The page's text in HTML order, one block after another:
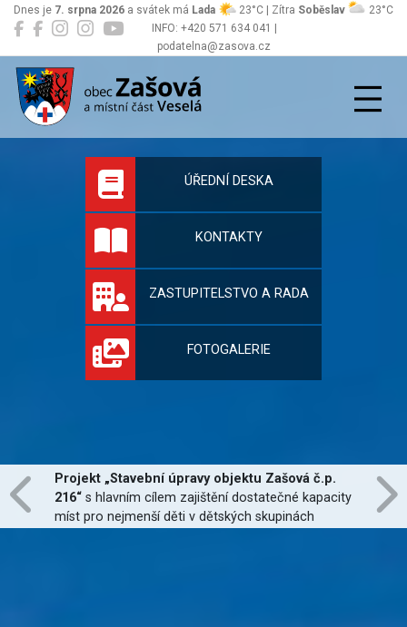
INFO: +420 571 634 041 |
podatelna@zasova.cz
Dnes je 7. srpna 2026 a svátek má Lada 23°C | Zítra Soběslav 23°C
Zašová
Oficiální stránky
ÚŘEDNÍ DESKA
KONTAKTY
ZASTUPITELSTVO A RADA
FOTOGALERIE
Projekt „Stavební úpravy objektu Zašová č.p.
216“ s hlavním cílem zajištění dostatečné kapacity
míst pro nejmenší děti v dětských skupinách